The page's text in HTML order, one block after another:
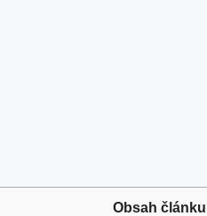
Obsah článku